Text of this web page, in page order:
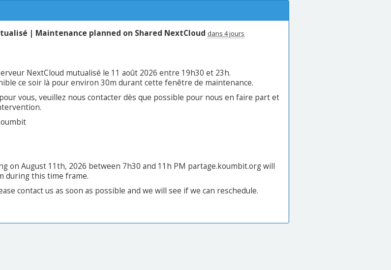
| Maintenance planned on Shared NextCloud dans 4 jours
NextCloud mutualisé le 11 août 2026 entre 19h30 et 23h.
ce soir là pour environ 30m durant cette fenêtre de maintenance.
vous, veuillez nous contacter dès que possible pour nous en faire part et
on August 11th, 2026 between 7h30 and 11h PM partage.koumbit.org will
during this time frame.
contact us as soon as possible and we will see if we can reschedule.